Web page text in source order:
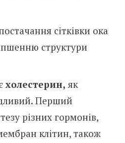
сітківки ока
структури
холестерин, як
Перший
різних гормонів,
клітин, також